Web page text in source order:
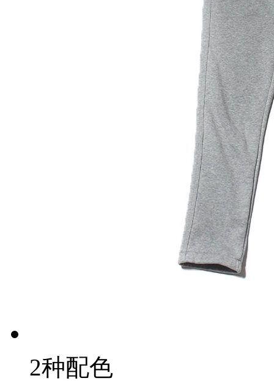
2种配色